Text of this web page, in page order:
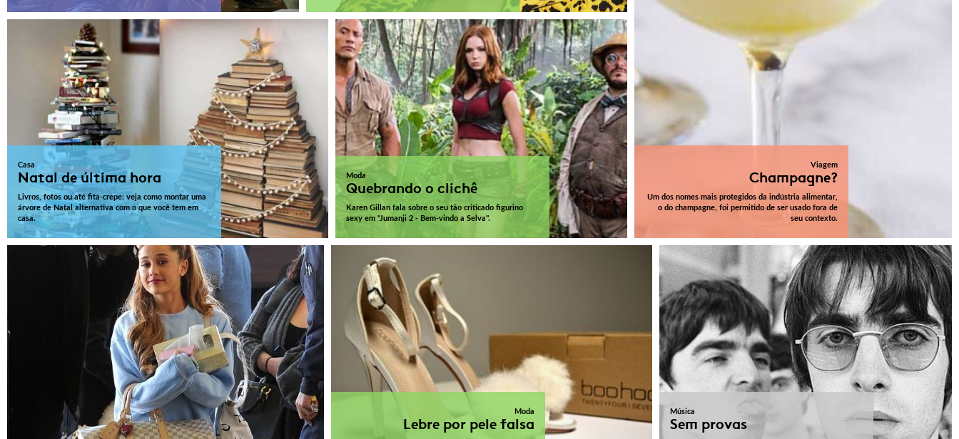
Casa
Natal de última hora
Livros, fotos ou até fita-crepe: veja como montar uma
árvore de Natal alternativa com o que você tem em
casa.
Moda
Quebrando o clichê
Karen Gillan fala sobre o seu tão criticado figurino
sexy em "Jumanji 2 - Bem-vindo a Selva".
Viagem
Champagne?
Um dos nomes mais protegidos da indústria alimentar,
o do champagne, foi permitido de ser usado fora de
seu contexto.
Moda
Lebre por pele falsa
Música
Sem provas